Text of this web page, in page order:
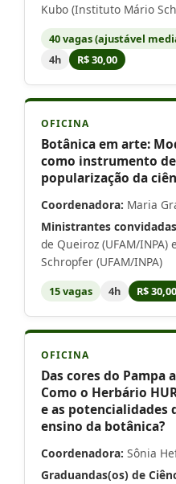
Kubo (Instituto Mário
40 vagas (ajustável
4h
R$ 30,00
OFICINA
Botânica em arte:
como instrumento
popularização da
Coordenadora: Maria
Ministrantes
de Queiroz (UFAM/INPA)
Schropfer (UFAM/INPA)
15 vagas 4h R$ 30,00
OFICINA
Das cores do Pampa
Como o Herbário
e as potencialidades
ensino da botânica?
Coordenadora: Sônia
Graduandas(os) de